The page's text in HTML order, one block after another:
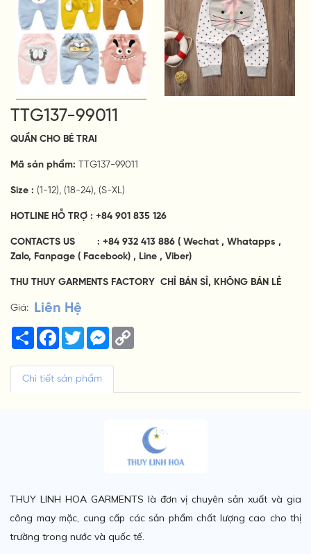
TTG137-99011
QUẦN CHO BÉ TRAI
Mã sản phẩm: TTG137-99011
Size : (1-12), (18-24), (S-XL)
HOTLINE HỖ TRỢ : +84 901 835 126
CONTACTS US : +84 932 413 886 ( Wechat , Whatapps ,
Zalo, Fanpage ( Facebook) , Line , Viber)
THU THUY GARMENTS FACTORY CHỈ BÁN SỈ, KHÔNG BÁN LẺ
Giá: Liên Hệ
Share Facebook
TwitterMessenger
Chi tiết sản phẩm
THUY LINH HOA GARMENTS là đơn vị chuyên sản xuất và gia
công may mặc, cung cấp các sản phẩm chất lượng cao cho thị
trường trong nước và quốc tế.